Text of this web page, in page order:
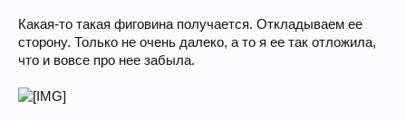
Какая-то такая фиговина получается. Откладываем ее
сторону. Только не очень далеко, а то я ее так отложила,
что и вовсе про нее забыла.